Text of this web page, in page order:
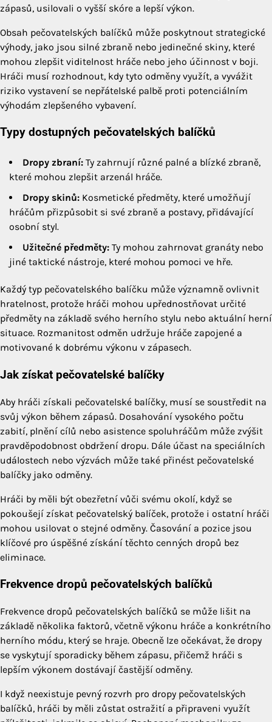
zápasů, usilovali o vyšší skóre a lepší výkon.
Obsah pečovatelských balíčků může poskytnout strategické
výhody, jako jsou silné zbraně nebo jedinečné skiny, které
mohou zlepšit viditelnost hráče nebo jeho účinnost v boji.
Hráči musí rozhodnout, kdy tyto odměny využít, a vyvážit
riziko vystavení se nepřátelské palbě proti potenciálním
výhodám zlepšeného vybavení.
Typy dostupných pečovatelských balíčků
Dropy zbraní: Ty zahrnují různé palné a blízké zbraně,
které mohou zlepšit arzenál hráče.
Dropy skinů: Kosmetické předměty, které umožňují
hráčům přizpůsobit si své zbraně a postavy, přidávající
osobní styl.
Užitečné předměty: Ty mohou zahrnovat granáty nebo
jiné taktické nástroje, které mohou pomoci ve hře.
Každý typ pečovatelského balíčku může významně ovlivnit
hratelnost, protože hráči mohou upřednostňovat určité
předměty na základě svého herního stylu nebo aktuální herní
situace. Rozmanitost odměn udržuje hráče zapojené a
motivované k dobrému výkonu v zápasech.
Jak získat pečovatelské balíčky
Aby hráči získali pečovatelské balíčky, musí se soustředit na
svůj výkon během zápasů. Dosahování vysokého počtu
zabití, plnění cílů nebo asistence spoluhráčům může zvýšit
pravděpodobnost obdržení dropu. Dále účast na speciálních
událostech nebo výzvách může také přinést pečovatelské
balíčky jako odměny.
Hráči by měli být obezřetní vůči svému okolí, když se
pokoušejí získat pečovatelský balíček, protože i ostatní hráči
mohou usilovat o stejné odměny. Časování a pozice jsou
klíčové pro úspěšné získání těchto cenných dropů bez
eliminace.
Frekvence dropů pečovatelských balíčků
Frekvence dropů pečovatelských balíčků se může lišit na
základě několika faktorů, včetně výkonu hráče a konkrétního
herního módu, který se hraje. Obecně lze očekávat, že dropy
se vyskytují sporadicky během zápasu, přičemž hráči s
lepším výkonem dostávají častější odměny.
I když neexistuje pevný rozvrh pro dropy pečovatelských
balíčků, hráči by měli zůstat ostražití a připraveni využít